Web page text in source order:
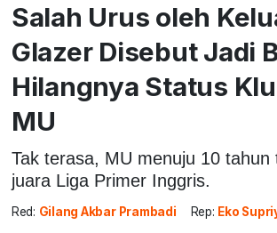
Salah Urus oleh
Glazer Disebut Jadi
Hilangnya Status
MU
Tak terasa, MU menuju 10 tahun
juara Liga Primer Inggris.
Red: Gilang Akbar Prambadi Rep: Eko